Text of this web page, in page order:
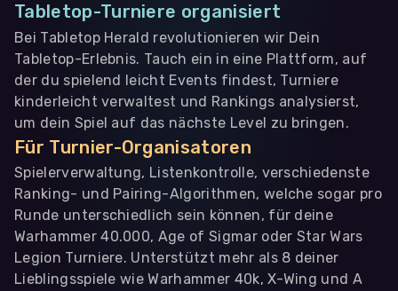
Tabletop-Turniere organisiert
Bei Tabletop Herald revolutionieren wir Dein
Tabletop-Erlebnis. Tauch ein in eine Plattform, auf
der du spielend leicht Events findest, Turniere
kinderleicht verwaltest und Rankings analysierst,
um dein Spiel auf das nächste Level zu bringen.
Für Turnier-Organisatoren
Spielerverwaltung, Listenkontrolle, verschiedenste
Ranking- und Pairing-Algorithmen, welche sogar pro
Runde unterschiedlich sein können, für deine
Warhammer 40.000, Age of Sigmar oder Star Wars
Legion Turniere. Unterstützt mehr als 8 deiner
Lieblingsspiele wie Warhammer 40k, X-Wing und A